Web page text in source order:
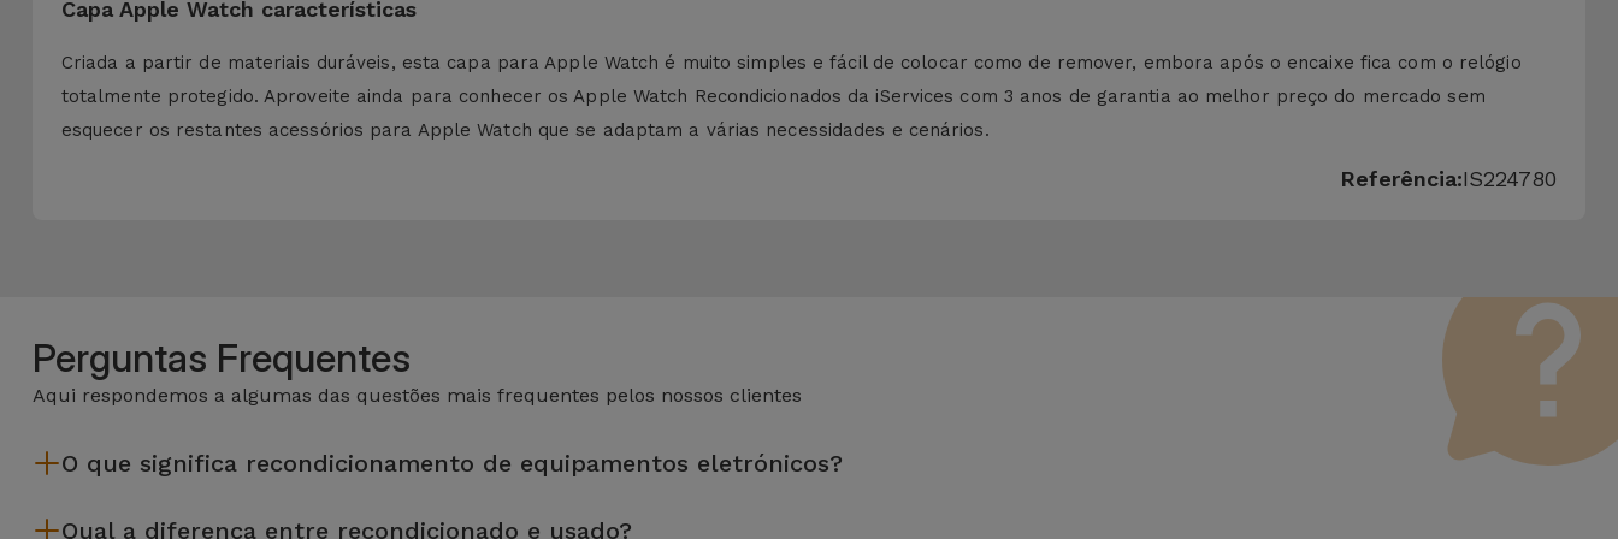
Capa Apple Watch características
Criada a partir de materiais duráveis, esta capa para Apple Watch é muito simples e fácil de colocar como de remover, embora após o encaixe fica com o relógio
totalmente protegido. Aproveite ainda para conhecer os Apple Watch Recondicionados da iServices com 3 anos de garantia ao melhor preço do mercado sem
esquecer os restantes acessórios para Apple Watch que se adaptam a várias necessidades e cenários.
Referência:IS224780
Perguntas Frequentes
Aqui respondemos a algumas das questões mais frequentes pelos nossos clientes
O que significa recondicionamento de equipamentos eletrónicos?
da Services passam por vários e rigorosos testes de qualidade e desempenho antes de serem colocados à venda.
Qual a diferença entre recondicionado e usado?